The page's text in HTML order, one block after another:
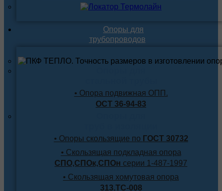
Опоры для
трубопроводов
• Опора подвижная ОПП.
ОСТ 36-94-83
• Опоры скользящие по ГОСТ 30732
• Скользящая подкладная опора
СПО,СПОк,СПОн серии 1-487-1997
• Скользящая хомутовая опора
313.ТС-008